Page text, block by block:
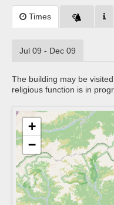
Times
Jul 09 - Dec 09
The building may be
religious function is in
+
−